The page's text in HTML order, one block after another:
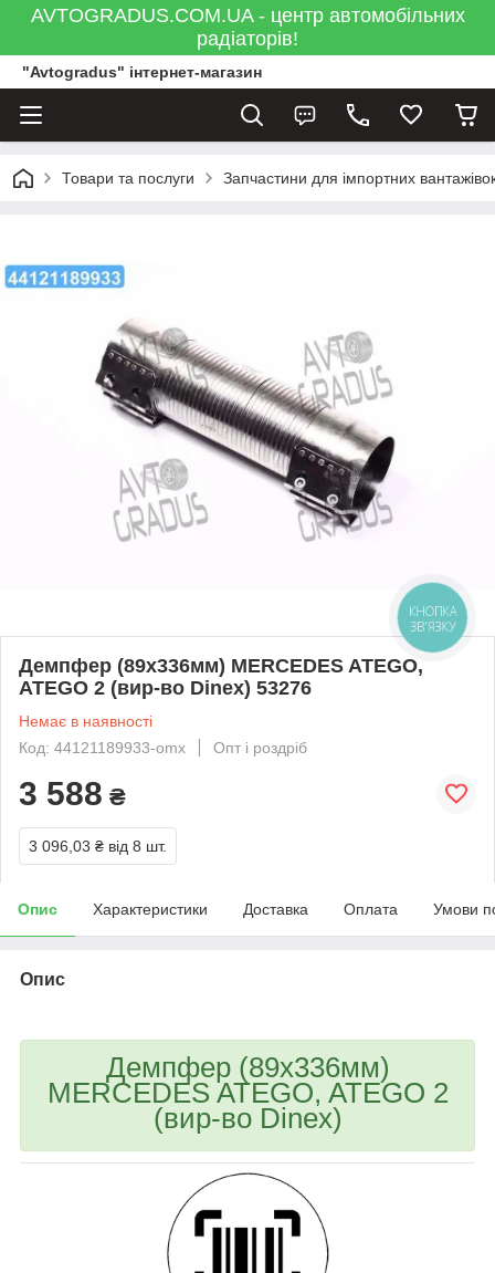
AVTOGRADUS.COM.UA - центр автомобільних
радіаторів!
"Avtogradus" інтернет-магазин
Товари та послуги Запчастини для імпортних
Демпфер (89x336мм) MERCEDES ATEGO,
ATEGO 2 (вир-во Dinex) 53276
Немає в наявності
Код: 44121189933-omx
Опт і роздріб
3 588 ₴
3 096,03 ₴ від 8 шт.
Опис Характеристики Доставка Оплата Умови
Опис
Демпфер (89x336мм)
MERCEDES ATEGO, ATEGO 2
(вир-во Dinex)
КНОПКА
ЗВ'ЯЗКУ